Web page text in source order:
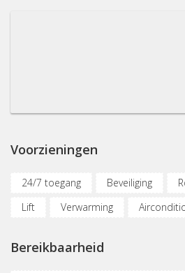
Voorzieningen
24/7 toegang Beveiliging
Lift
Verwarming
(Flex)werkplekken
Bereikbaarheid